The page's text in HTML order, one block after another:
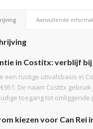
Aanvullende
in Costitx: verblijf bij
een rustige uitvalsbasis in
De naam Costitx
toegang tot omliggende
kiezen voor Can Rei